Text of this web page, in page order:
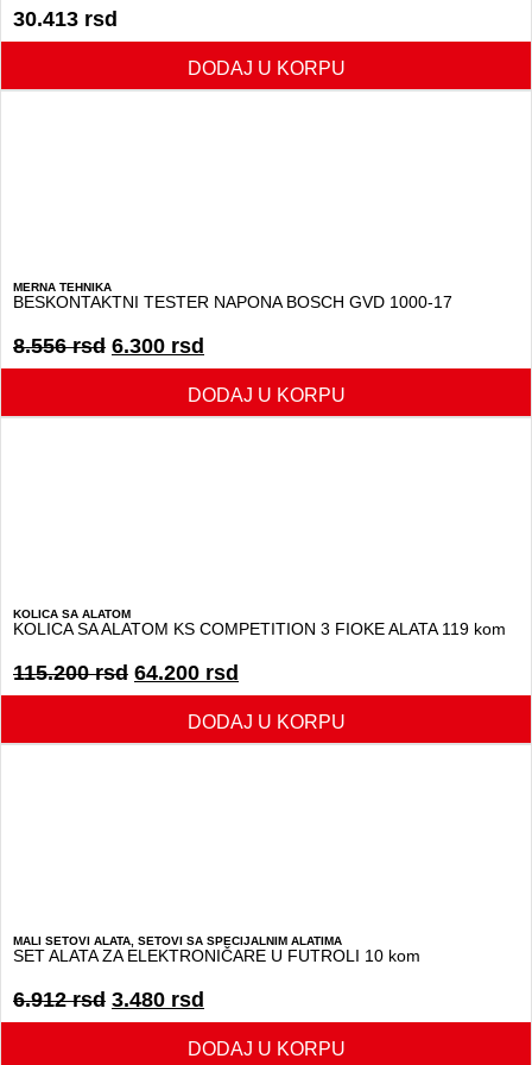
30.413 rsd
DODAJ U KORPU
MERNA TEHNIKA
BESKONTAKTNI TESTER NAPONA BOSCH GVD 1000-17
8.556rsd 6.300 rsd
DODAJ U KORPU
KOLICA SA ALATOM
KOLICA SA ALATOM KS COMPETITION 3 FIOKE ALATA 119 kom
115.200rsd 64.200 rsd
DODAJ U KORPU
MALI SETOVI ALATA SETOVI SA SPECIJALNIM ALATIMA
SET ALATA ZA ELEKTRONIČARE U FUTROLI 10 kom
6.912rsd 3.480 rsd
DODAJ U KORPU